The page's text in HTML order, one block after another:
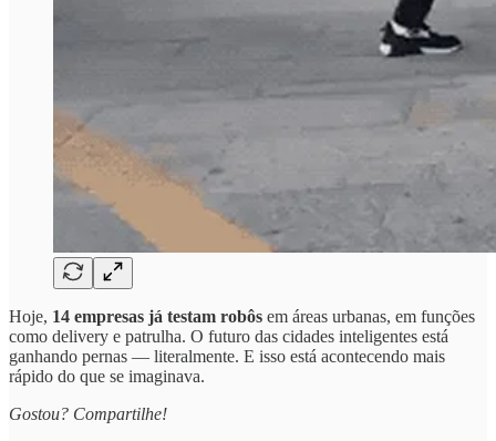
Hoje, 14 empresas já testam robôs em áreas urbanas, em funções
como delivery e patrulha. O futuro das cidades inteligentes está
ganhando pernas — literalmente. E isso está acontecendo mais
rápido do que se imaginava.
Gostou? Compartilhe!